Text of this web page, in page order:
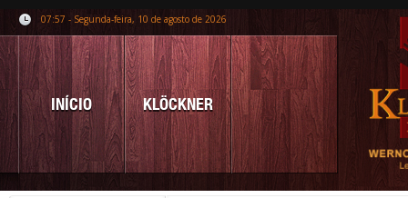
07:57 - Segunda-feira, 10 de agosto de 2026
INÍCIO KLÖCKNER